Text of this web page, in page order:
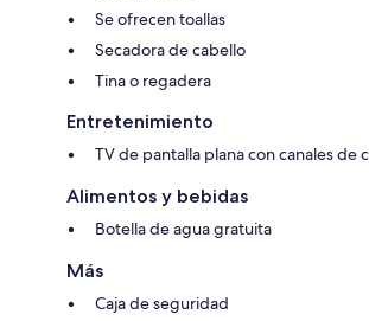
Se ofrecen toallas
Secadora de cabello
Tina o regadera
Entretenimiento
TV de pantalla plana con canales de
Alimentos y bebidas
Botella de agua gratuita
Más
Caja de seguridad